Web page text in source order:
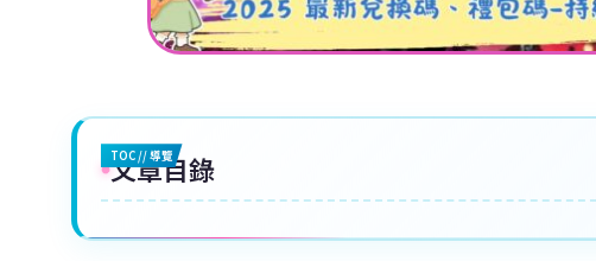
TOC // 導覽
文章目錄